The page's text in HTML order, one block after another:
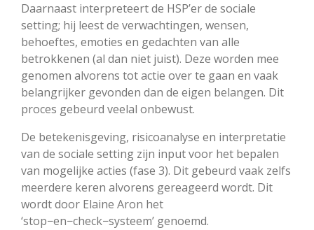
Daarnaast interpreteert de HSP’er de sociale
setting; hij leest de verwachtingen, wensen,
behoeftes, emoties en gedachten van alle
betrokkenen (al dan niet juist). Deze worden mee
genomen alvorens tot actie over te gaan en vaak
belangrijker gevonden dan de eigen belangen. Dit
proces gebeurd veelal onbewust.
De betekenisgeving, risicoanalyse en interpretatie
van de sociale setting zijn input voor het bepalen
van mogelijke acties (fase 3). Dit gebeurd vaak zelfs
meerdere keren alvorens gereageerd wordt. Dit
wordt door Elaine Aron het
‘stop−en−check−systeem’ genoemd.